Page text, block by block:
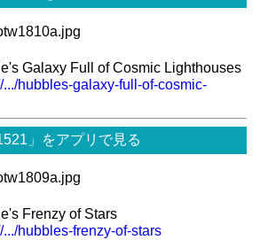
Galaxy Full of Cosmic Lighthouses
.../hubbles-galaxy-full-of-cosmic-
」をアプリで見る
Frenzy of Stars
.../hubbles-frenzy-of-stars